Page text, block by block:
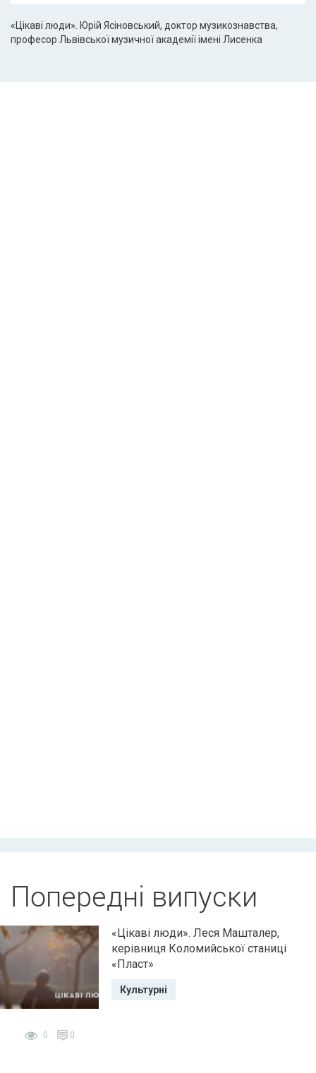
«Цікаві люди». Юрій Ясіновський, доктор музикознавства,
професор Львівської музичної академії імені Лисенка
Попередні випуски
0 0
«Цікаві люди». Леся Машталер,
керівниця Коломийської станиці
«Пласт»
Культурні